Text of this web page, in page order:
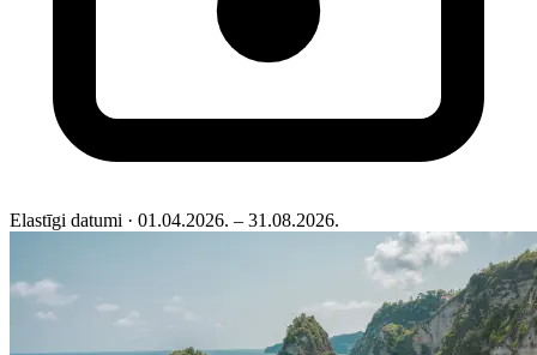
Elastīgi datumi · 01.04.2026. – 31.08.2026.